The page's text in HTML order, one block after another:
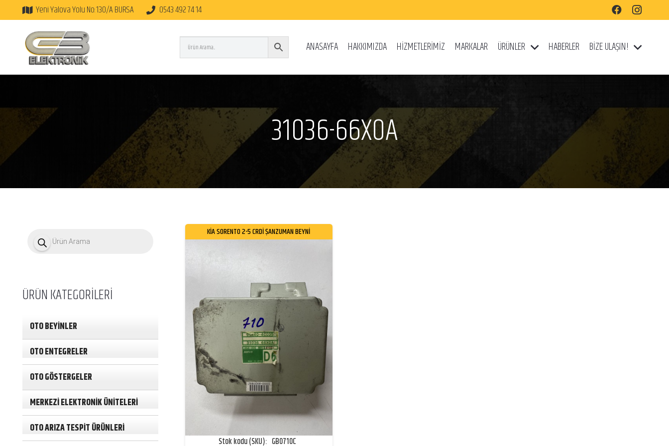
Yeni Yalova Yolu No:130/A BURSA 0543 492 74 14
ANASAYFA HAKKIMIZDA HİZMETLERİMİZ MARKALAR ÜRÜNLER HABERLER BİZE ULAŞIN!
31036-66X0A
t
s
a
c
h
ÜRÜN KATEGORİLERİ
OTO BEYİNLER
OTO ENTEGRELER
OTO GÖSTERGELER
MERKEZİ ELEKTRONİK ÜNİTELERİ
OTO ARIZA TESPİT ÜRÜNLERİ
KİA SORENTO 2-5 CRDİ ŞANZUMAN BEYNİ
Stok kodu (SKU): GB0710C